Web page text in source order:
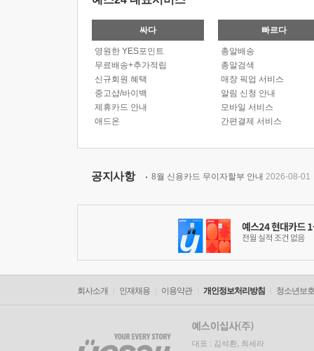
싸다
영원한 YES포인트
무료배송+추가적립
신규회원 혜택
중고샵/바이백
제휴카드 안내
애드온
빠르다
총알배송
총알검색
매장 픽업 서비스
알림 신청 안내
모바일 서비스
간편결제 서비스
공지사항 8월 신용카드 무이자할부 안내 2026-08-01
회사소개 인재채용 이용약관 개인정보처리방침 청소년보
대표 : 김석환, 최세라